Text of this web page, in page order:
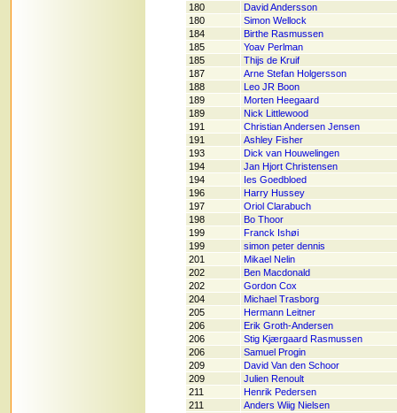
180
David Andersson
180
Simon Wellock
184
Birthe Rasmussen
185
Yoav Perlman
185
Thijs de Kruif
187
Arne Stefan Holgersson
188
Leo JR Boon
189
Morten Heegaard
189
Nick Littlewood
191
Christian Andersen Jensen
191
Ashley Fisher
193
Dick van Houwelingen
194
Jan Hjort Christensen
194
Ies Goedbloed
196
Harry Hussey
197
Oriol Clarabuch
198
Bo Thoor
199
Franck Ishøi
199
simon peter dennis
201
Mikael Nelin
202
Ben Macdonald
202
Gordon Cox
204
Michael Trasborg
205
Hermann Leitner
206
Erik Groth-Andersen
206
Stig Kjærgaard Rasmussen
206
Samuel Progin
209
David Van den Schoor
209
Julien Renoult
211
Henrik Pedersen
211
Anders Wiig Nielsen